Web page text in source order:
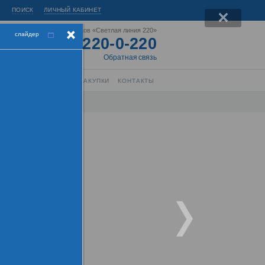
ЛИЧНЫЙ КАБИНЕТ
ПОИСК
Горячая линия энергетиков «Светлая линия 220»
8-800-220-0-220
Обратная связь
ЗАКУПКИ КОНТАКТЫ
слайдер